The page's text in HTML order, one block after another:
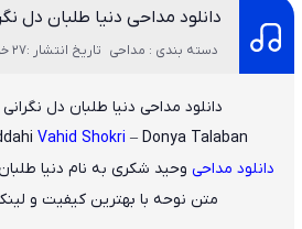
دانلود مداحی دنیا طلبان دل
دسته بندی : مداحی تاریخ انتشار :27 خرداد 1404
دانلود مداحی دنیا طلبان دل
Vahid Shokri – Donya Talaban
دانلود مداحی وحید شکری به نام دنیا
متن نوحه با بهترین کیفیت و